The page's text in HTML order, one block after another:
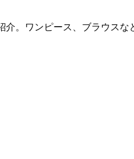
介。ワンピース、ブラウス